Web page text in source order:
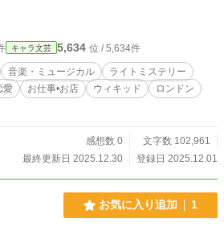
ボックスに隠された謎とは？ 出張先の湖水地方
、人の才能を奪う音楽魔法具の宝庫を訪れる女
想いとは？ 何の変哲もない一音だけを奏でる六
が織りなす意味とは？ そして、ヒューがただ一
している音楽魔法具とは――。 ミステリー色
ぐ、ミュージカル・ファンタジーの開幕です。
キャラ文芸 5,634 位 / 5,634件
音楽・ミュージカル
ライトミステリー
愛 お仕事•お店 ウィキッド
ロンドン
感想数 0
文字数 102,961
最終更新日 2025.12.30
登録日 2025.12.01
お気に入り追加 1